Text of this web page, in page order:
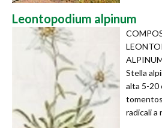
Leontopodium alpinum
Stella
alta 5-20
radicali a